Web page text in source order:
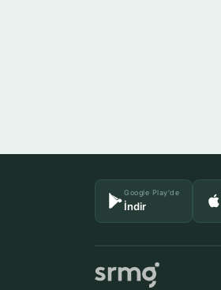
Google Play'de
İndir